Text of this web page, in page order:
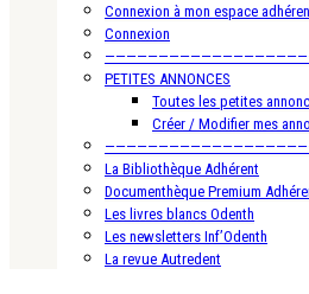
Connexion à mon espace
Connexion
PETITES ANNONCES
Toutes les petites
Créer / Modifier mes
La Bibliothèque Adhérent
Documenthèque Premium
Les livres blancs Odenth
Les newsletters Inf’Odenth
La revue Autredent